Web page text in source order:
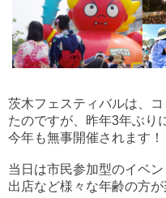
茨木フェスティバルは、
たのですが、昨年3年ぶり
今年も無事開催されます！
当日は市民参加型のイベ
出店など様々な年齢の方